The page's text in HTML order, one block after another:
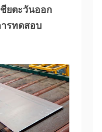
ยตะวันออก
ารทดสอบ